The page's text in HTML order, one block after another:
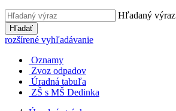
Hľadaný výraz
Hľadať
rozšírené vyhľadávanie
Oznamy
Zvoz odpadov
Úradná tabuľa
ZŠ s MŠ Dedinka